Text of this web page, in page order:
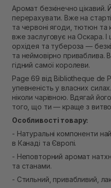
Аромат безкінечно цікавий.
перерахувати. Вже на
та червоні ягоди, тютюн
вже заслуговує на Оскара. І
орхідея та тубероза —
та неймовірно приваблива.
гідний самої королеви.
Page 69 від Bibliotheque
упевненість у власних
ніколи чарівною. Вдягай
того, що ти — краще з
Особливості товару:
- Натуральні компоненти
в Канаді та Європі.
- Неповторний аромат
та станами.
- Стильний, привабливий,